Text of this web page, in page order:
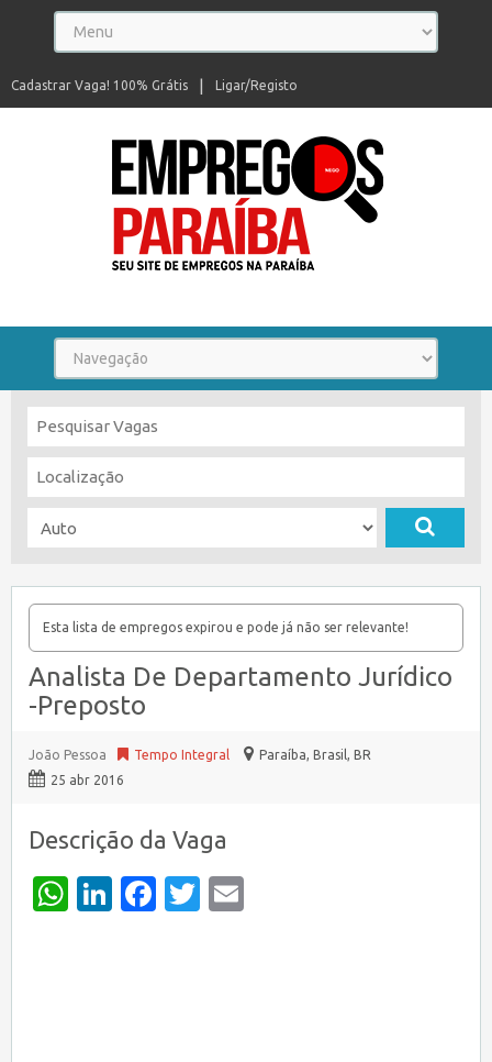
Ligar/Registo
Cadastrar Vaga! 100% Grátis
Esta lista de empregos expirou e pode já não ser relevante!
Analista De Departamento Jurídico
-Preposto
João Pessoa Tempo Integral Paraíba, Brasil, BR
25 abr 2016
Descrição da Vaga
WhatsApp
LinkedIn
Facebook
Twitter